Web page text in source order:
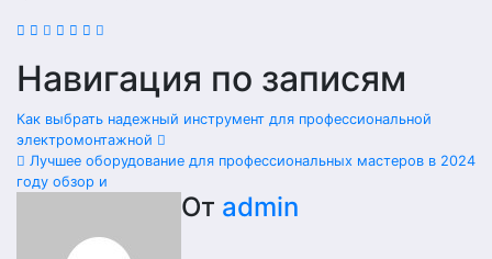
Навигация по записям
Как выбрать надежный инструмент для профессиональной
электромонтажной
Лучшее оборудование для профессиональных мастеров в 2024
году обзор и
От admin